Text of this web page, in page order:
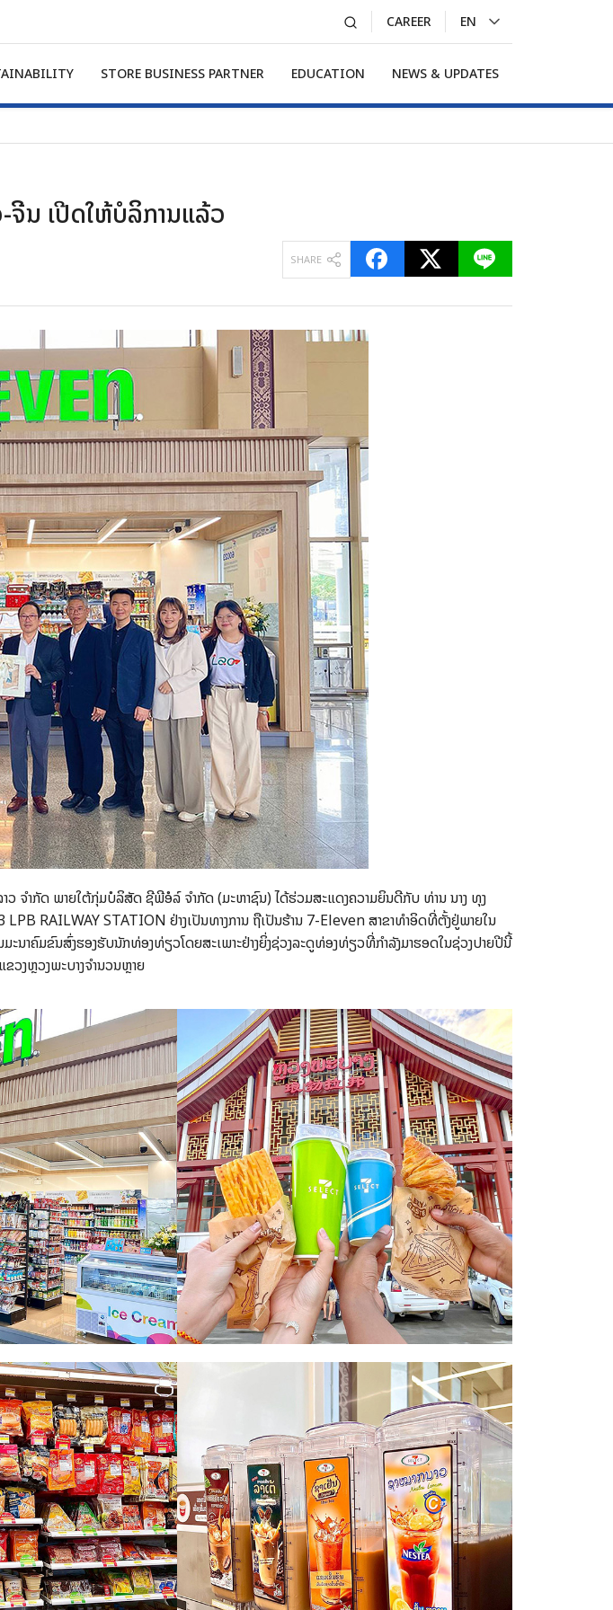
CAREER
EN
STORE BUSINESS PARTNER EDUCATION NEWS & UPDATES
ຈີນ ເປີດໃຫ້ບໍລິການແລ້ວ
SHARE
ກັດ ພາຍໃຕ້ກຸ່ມບໍລິສັດ ຊີພີອໍລ໌ ຈຳກັດ (ມະຫາຊົນ) ໄດ້ຮ່ວມສະແດງຄວາມຍິນດີກັບ ທ່ານ ນາງ ທຸງ
RAILWAY STATION ຢ່າງເປັນທາງການ ຖືເປັນຮ້ານ 7-Eleven ສາຂາທຳອິດທີ່ຕັ້ງຢູ່ພາຍໃນ
ະນາຄົມຂົນສົ່ງຮອງຮັບນັກທ່ອງທ່ຽວໂດຍສະເພາະຢ່າງຍິ່ງຊ່ວງລະດູທ່ອງທ່ຽວທີ່ກຳລັງມາຮອດໃນຊ່ວງປາຍປີນີ້
ວງຫຼວງພະບາງຈຳນວນຫຼາຍ